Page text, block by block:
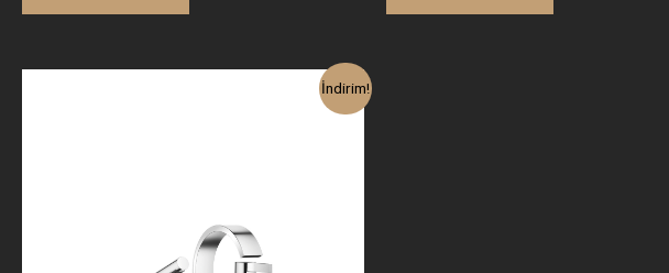
İndirim!